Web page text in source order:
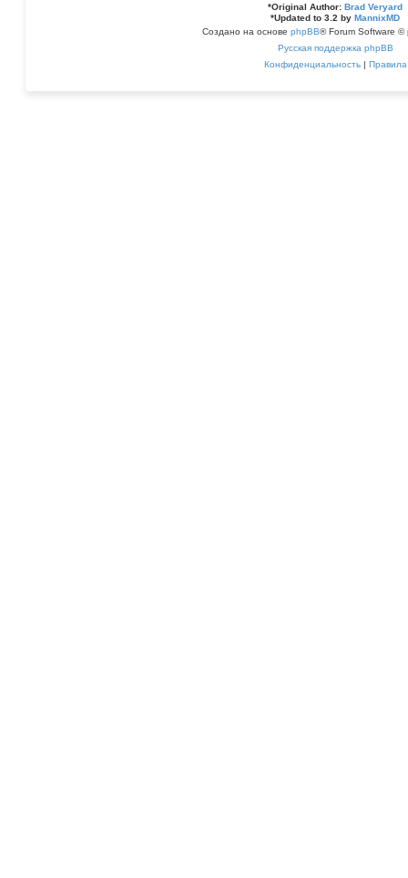
*Original Author: Brad Veryard
*Updated to 3.2 by MannixMD
Создано на основе phpBB® Forum Software ©
Русская поддержка phpBB
Конфиденциальность| Правила